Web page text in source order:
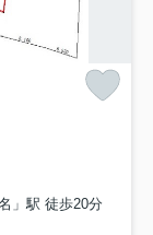
」駅 徒歩20分